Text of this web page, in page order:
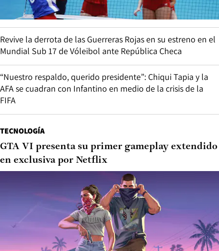
Revive la derrota de las Guerreras Rojas en su estreno en el
Mundial Sub 17 de Vóleibol ante República Checa
“Nuestro respaldo, querido presidente”: Chiqui Tapia y la
AFA se cuadran con Infantino en medio de la crisis de la
FIFA
TECNOLOGÍA
GTA VI presenta su primer gameplay extendido
en exclusiva por Netflix